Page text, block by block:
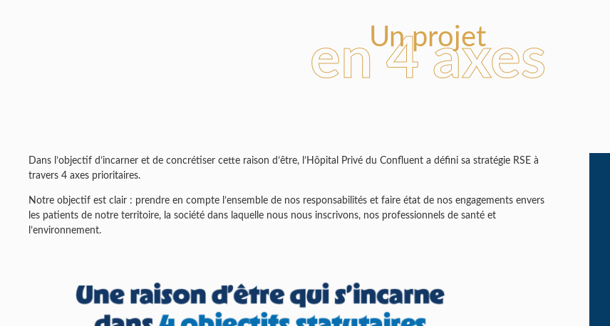
Un projet
en 4 axes
Dans l’objectif d’incarner et de concrétiser cette raison d’être, l’Hôpital Privé du Confluent a défini sa stratégie RSE à
travers 4 axes prioritaires.
Notre objectif est clair : prendre en compte l’ensemble de nos responsabilités et faire état de nos engagements envers
les patients de notre territoire, la société dans laquelle nous nous inscrivons, nos professionnels de santé et
l’environnement.